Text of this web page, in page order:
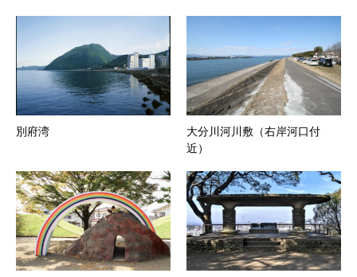
別府湾
大分川河川敷（右岸河口付
近）